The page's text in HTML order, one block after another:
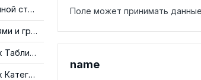
Начало работы с организационной структурой
Начало работы с пользователями и группами
Начало работы с типом данных Таблица
Начало работы с типом данных Категория
Поле может принимать
name